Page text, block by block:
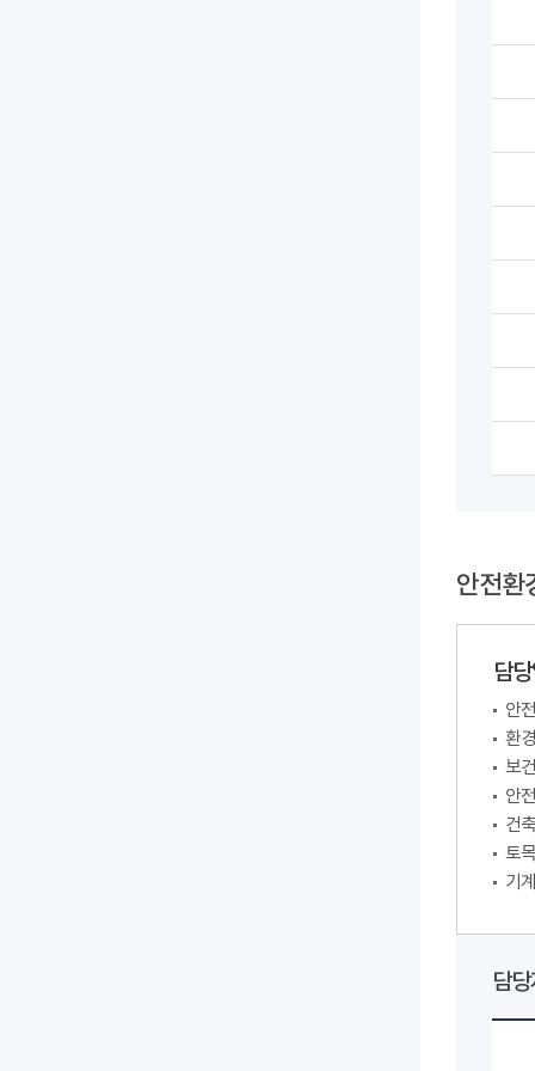
안전환
담
안
환
보
안
건
토
기
담